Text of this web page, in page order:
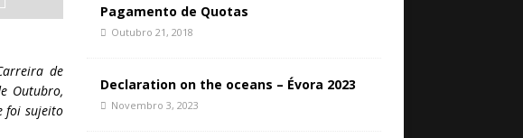
de
Outubro,
foi sujeito
Pagamento de Quotas
Outubro 21, 2018
Declaration on the oceans – Évora 2023
Novembro 3, 2023